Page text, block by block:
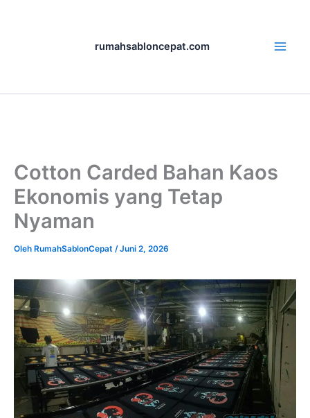
rumahsabloncepat.com
Cotton Carded Bahan Kaos
Ekonomis yang Tetap
Nyaman
Oleh RumahSablonCepat /Juni 2, 2026